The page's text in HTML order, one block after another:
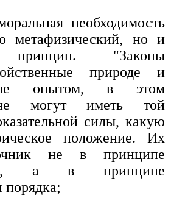
необходимость
метафизический, но и
принцип. "Законы
природе и
опытом, в этом
могут иметь той
силы, какую
положение. Их
не в принципе
а в принципе
порядка;